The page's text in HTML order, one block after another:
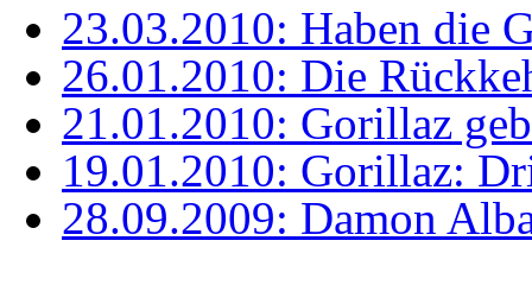
23.03.2010: Haben die
26.01.2010: Die
21.01.2010: Gorillaz
19.01.2010: Gorillaz:
28.09.2009: Damon